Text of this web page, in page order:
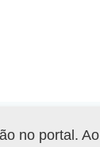
Gerar
no portal.